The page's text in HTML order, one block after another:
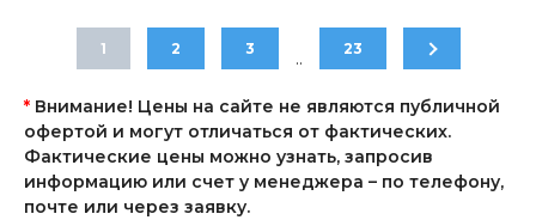
1 2 3 .. 23
* Внимание! Цены на сайте не являются публичной
офертой и могут отличаться от фактических.
Фактические цены можно узнать, запросив
информацию или счет у менеджера – по телефону,
почте или через заявку.